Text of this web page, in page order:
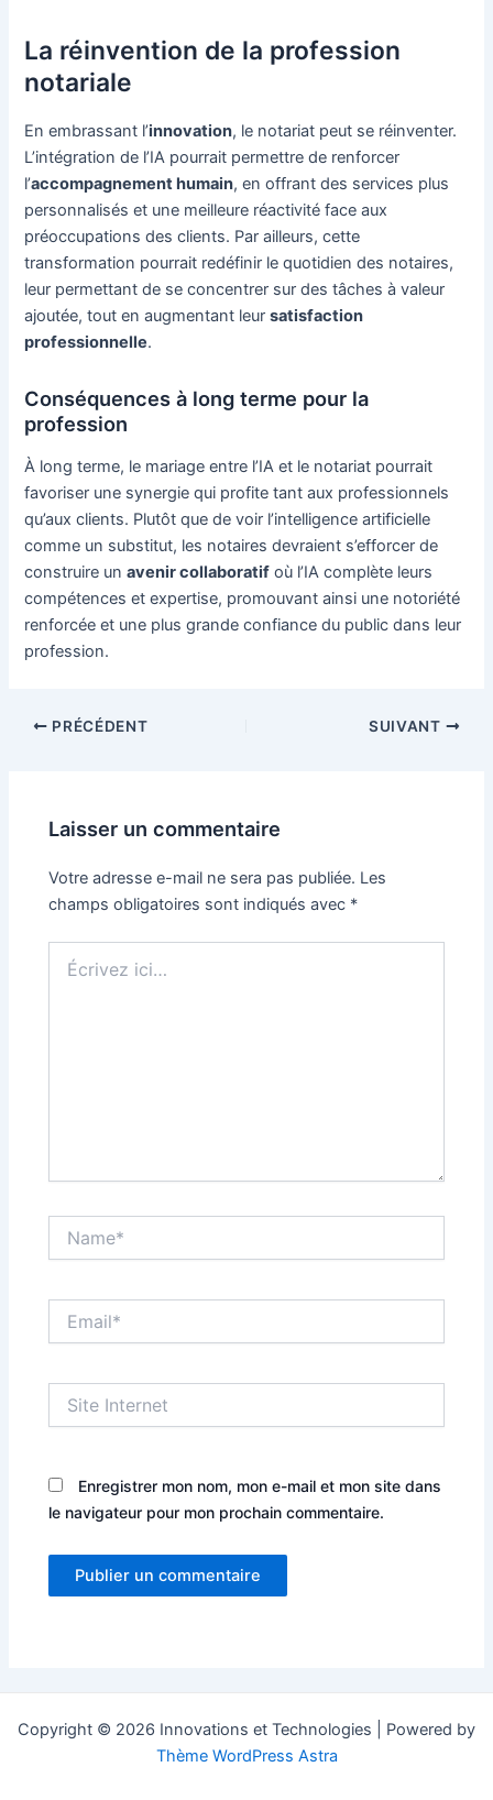
La réinvention de la profession
notariale
En embrassant l’innovation, le notariat peut se réinventer.
L’intégration de l’IA pourrait permettre de renforcer
l’accompagnement humain, en offrant des services plus
personnalisés et une meilleure réactivité face aux
préoccupations des clients. Par ailleurs, cette
transformation pourrait redéfinir le quotidien des notaires,
leur permettant de se concentrer sur des tâches à valeur
ajoutée, tout en augmentant leursatisfaction
professionnelle.
Conséquences à long terme pour la
profession
À long terme, le mariage entre l’IA et le notariat pourrait
favoriser une synergie qui profite tant aux professionnels
qu’aux clients. Plutôt que de voir l’intelligence artificielle
comme un substitut, les notaires devraient s’efforcer de
construire unavenir collaboratif où l’IA complète leurs
compétences et expertise, promouvant ainsi une notoriété
renforcée et une plus grande confiance du public dans leur
profession.
NavigationPRÉCÉDENT SUIVANT
Laisser un commentaire
Votre adresse e-mail ne sera pas publiée. Les
champs obligatoires sont indiqués avec *
ici…
Internet
Enregistrer mon nom, mon e-mail et mon site dans
le navigateur pour mon prochain commentaire.
Copyright © 2026 Innovations et Technologies | Powered by
Thème WordPress Astra